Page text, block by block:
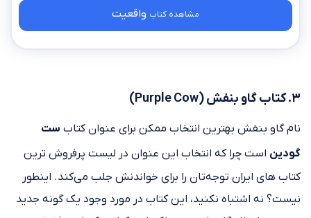
مشاهده کتاب واقعیت
۳. کتاب گاو بنفش (Purple Cow)
نام گاو بنفش بهترین انتخاب ممکن برای عنوان کتاب ست
گودین است چرا که انتخاب این عنوان در لیست پرفروش ترین
کتاب های ایران توجه‌تان را برای خواندنش جلب می‌کند. اینطور
نیست؟ نه اشتباه نکنید، این کتاب در مورد وجود یک گونه جدید